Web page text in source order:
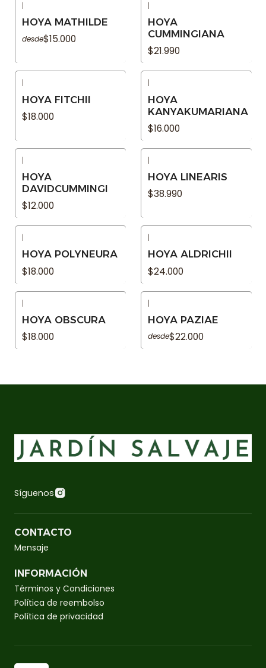
|
HOYA MATHILDE
desde$15.000
|
HOYA
CUMMINGIANA
$21.990
|
HOYA FITCHII
$18.000
|
HOYA
KANYAKUMARIANA
$16.000
|
HOYA
DAVIDCUMMINGI
$12.000
|
HOYA LINEARIS
$38.990
|
HOYA POLYNEURA
$18.000
|
HOYA ALDRICHII
$24.000
|
HOYA OBSCURA
$18.000
|
HOYA PAZIAE
desde$22.000
Síguenos
CONTACTO
Mensaje
INFORMACIÓN
Términos y Condiciones
Política de reembolso
Política de privacidad